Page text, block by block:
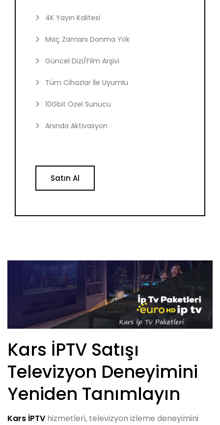
4K Yayın Kalitesi
Maç Zamanı Donma Yok
Güncel Dizi/Film Arşivi
Tüm Cihazlar İle Uyumlu
10Gbit Özel Sunucu
Anında Aktivasyon
Satın Al
Kars İPTV Satışı
Televizyon Deneyimini
Yeniden Tanımlayın
Kars İPTV hizmetleri, televizyon izleme deneyimini